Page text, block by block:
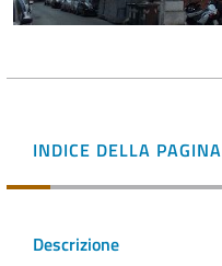
INDICE DELLA PAGINA
Descrizione